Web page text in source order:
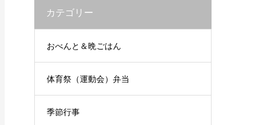
カテゴリー
おべんと＆晩ごはん
体育祭（運動会）弁当
季節行事